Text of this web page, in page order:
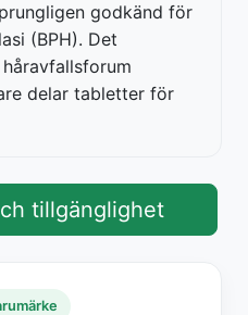
godkänd för
(BPH). Det
delar tabletter för
tillgänglighet